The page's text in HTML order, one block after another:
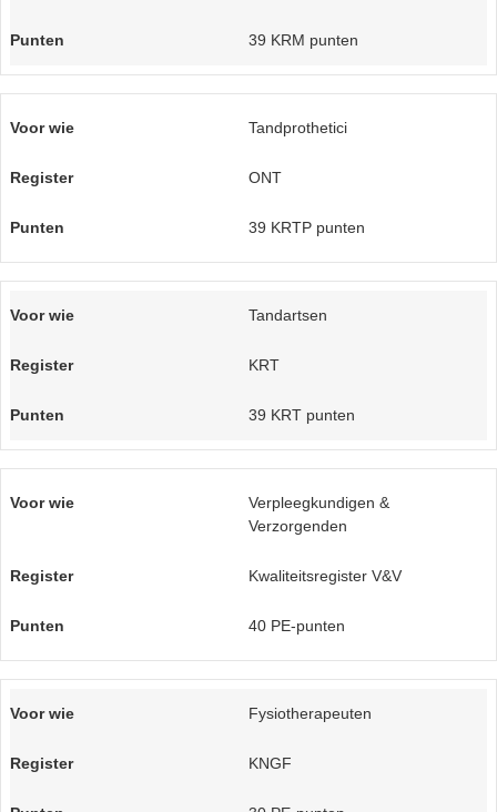
39 KRM punten
Tandprothetici
ONT
39 KRTP punten
Tandartsen
KRT
39 KRT punten
Verpleegkundigen &
Verzorgenden
Kwaliteitsregister V&V
40 PE-punten
Fysiotherapeuten
KNGF